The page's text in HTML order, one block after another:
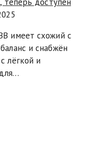
имеет схожий с
и снабжён
лёгкой и